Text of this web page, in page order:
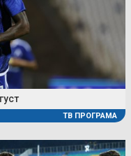
ТВ ПРОГРАМА